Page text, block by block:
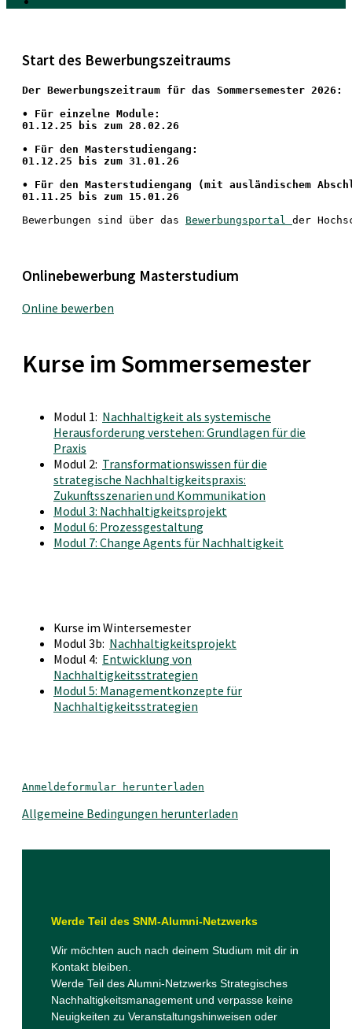
Start des Bewerbungszeitraums
Der Bewerbungszeitraum für das Sommersemester 2026:
• Für einzelne Module:
01.12.25 bis zum 28.02.26
• Für den Masterstudiengang:
01.12.25 bis zum 31.01.26
• Für den Masterstudiengang (mit ausländischem
01.11.25 bis zum 15.01.26
Bewerbungen sind über das Bewerbungsportal der
Onlinebewerbung Masterstudium
Online bewerben
Kurse im Sommersemester
Modul 1: Nachhaltigkeit als systemische
Herausforderung verstehen: Grundlagen für die
Praxis
Modul 2: Transformationswissen für die
strategische Nachhaltigkeitspraxis:
Zukunftsszenarien und Kommunikation
Modul 3: Nachhaltigkeitsprojekt
Modul 6: Prozessgestaltung
Modul 7: Change Agents für Nachhaltigkeit
Kurse im Wintersemester
Modul 3b: Nachhaltigkeitsprojekt
Modul 4: Entwicklung von
Nachhaltigkeitsstrategien
Modul 5: Managementkonzepte für
Nachhaltigkeitsstrategien
Anmeldeformular herunterladen
Allgemeine Bedingungen herunterladen